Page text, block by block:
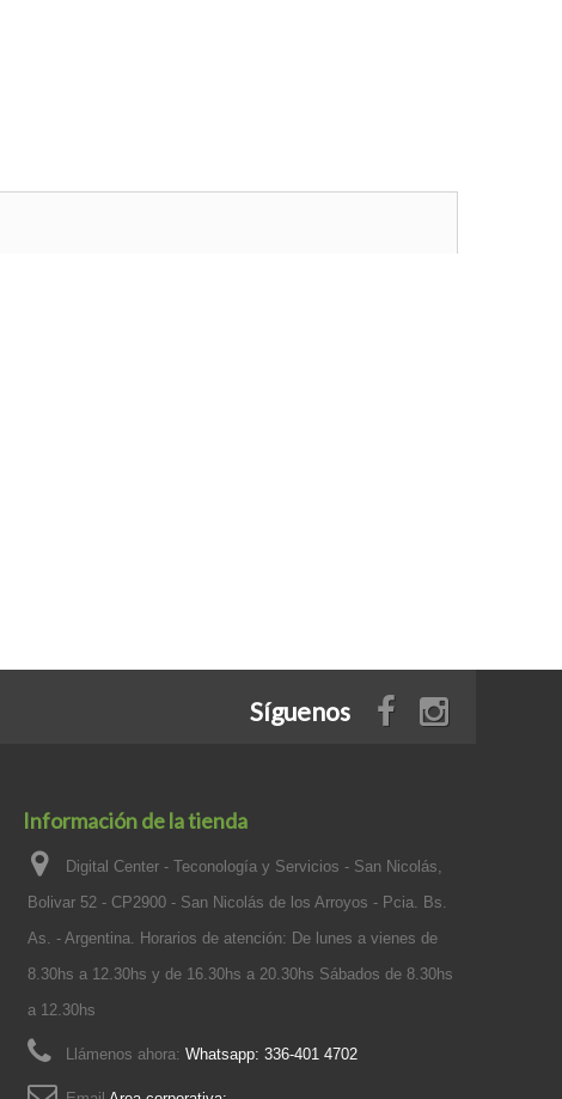
Síguenos
Información de la tienda
Digital Center - Teconología y Servicios - San Nicolás,
Bolivar 52 - CP2900 - San Nicolás de los Arroyos - Pcia. Bs.
As. - Argentina. Horarios de atención: De lunes a vienes de
8.30hs a 12.30hs y de 16.30hs a 20.30hs Sábados de 8.30hs
a 12.30hs
Llámenos ahora: Whatsapp: 336-401 4702